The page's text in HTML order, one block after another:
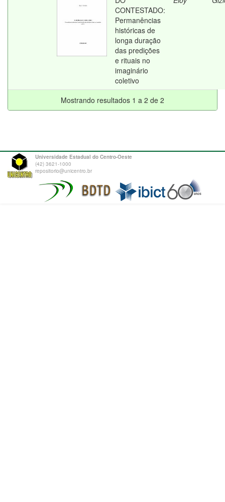
CONTESTADO:
Permanências
históricas de
longa duração
das predições
e rituais no
imaginário
coletivo
Mostrando resultados 1 a 2 de 2
Universidade Estadual do Centro-Oeste
(42) 3621-1000
repositorio@unicentro.br